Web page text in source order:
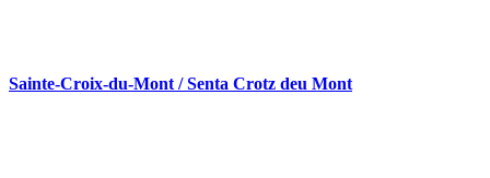
Sainte-Croix-du-Mont / Senta Crotz deu Mont